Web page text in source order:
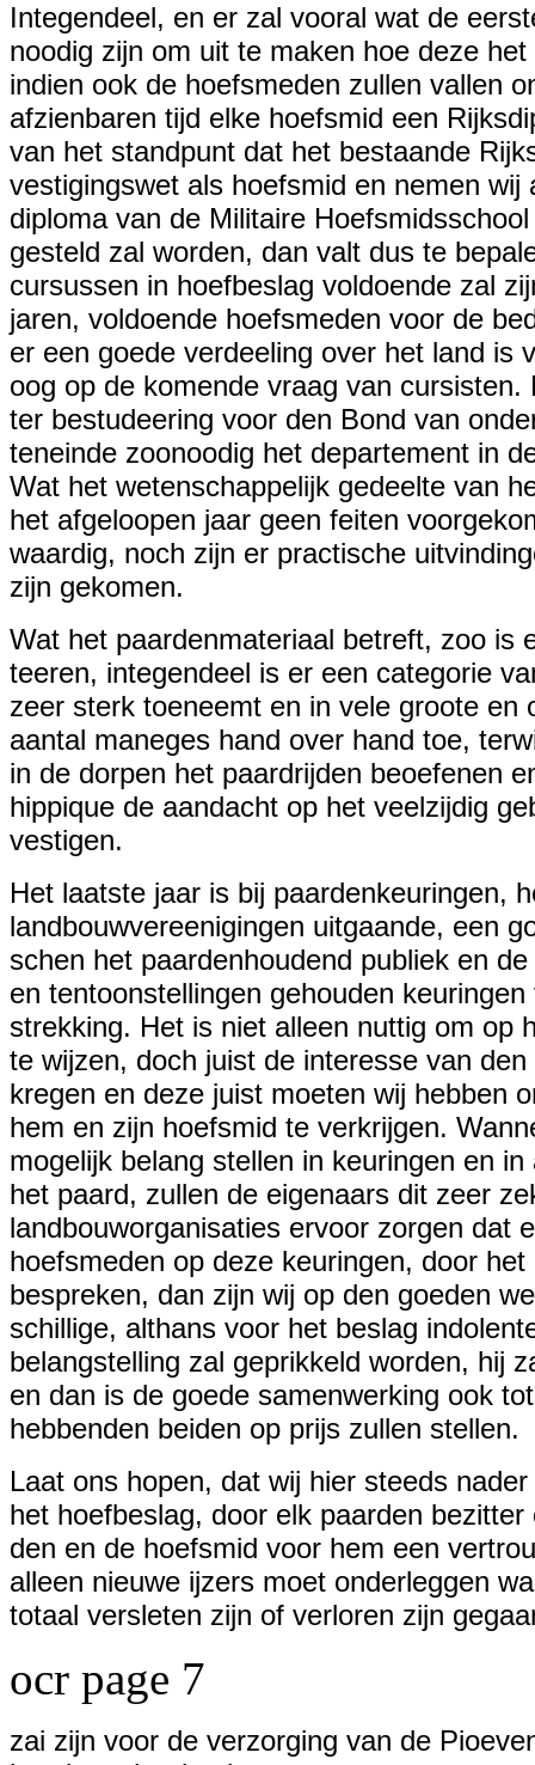
Integendeel, en er zal vooral wat de
noodig zijn om uit te maken hoe deze
indien ook de hoefsmeden zullen vallen
afzienbaren tijd elke hoefsmid een
van het standpunt dat het bestaande
vestigingswet als hoefsmid en nemen
diploma van de Militaire
gesteld zal worden, dan valt dus te
cursussen in hoefbeslag voldoende zal
jaren, voldoende hoefsmeden voor de
er een goede verdeeling over het land is
oog op de komende vraag van
ter bestudeering voor den Bond van
teneinde zoonoodig het departement in
Wat het wetenschappelijk gedeelte van
het afgeloopen jaar geen feiten
waardig, noch zijn er practische
zijn gekomen.
Wat het paardenmateriaal betreft, zoo is
teeren, integendeel is er een categorie
zeer sterk toeneemt en in vele groote en
aantal maneges hand over hand toe,
in de dorpen het paardrijden beoefenen
hippique de aandacht op het veelzijdig
vestigen.
Het laatste jaar is bij paardenkeuringen,
landbouwvereenigingen uitgaande, een
schen het paardenhoudend publiek en
en tentoonstellingen gehouden
strekking. Het is niet alleen nuttig om op
te wijzen, doch juist de interesse van
kregen en deze juist moeten wij hebben
hem en zijn hoefsmid te verkrijgen.
mogelijk belang stellen in keuringen en
het paard, zullen de eigenaars dit zeer
landbouworganisaties ervoor zorgen dat
hoefsmeden op deze keuringen, door
bespreken, dan zijn wij op den goeden
schillige, althans voor het beslag
belangstelling zal geprikkeld worden, hij
en dan is de goede samenwerking ook
hebbenden beiden op prijs zullen stellen.
Laat ons hopen, dat wij hier steeds
het hoefbeslag, door elk paarden
den en de hoefsmid voor hem een
alleen nieuwe ijzers moet onderleggen
totaal versleten zijn of verloren zijn
ocr page 7
zai zijn voor de verzorging van de